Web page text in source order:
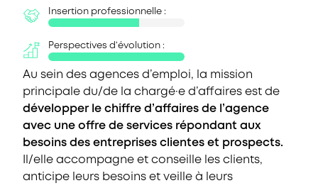
Insertion professionnelle :
Perspectives d’évolution :
Au sein des agences d’emploi, la mission
principale du/de la chargé·e d’affaires est de
développer le chiffre d’affaires de l’agence
avec une offre de services répondant aux
besoins des entreprises clientes et prospects.
Il/elle accompagne et conseille les clients,
anticipe leurs besoins et veille à leurs